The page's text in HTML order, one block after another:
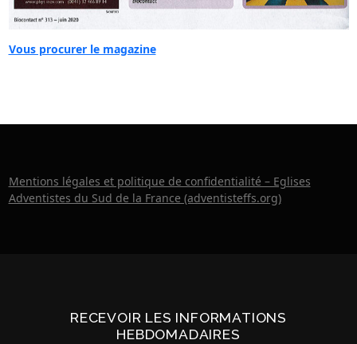
Vous procurer le magazine
Mentions légales et politique de confidentialité – Eglises
Adventistes du Sud de la France (adventisteffs.org)
RECEVOIR LES INFORMATIONS
HEBDOMADAIRES